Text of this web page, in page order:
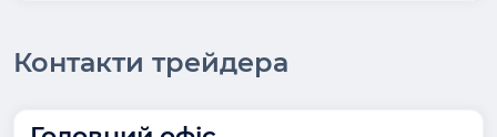
Контакти трейдера